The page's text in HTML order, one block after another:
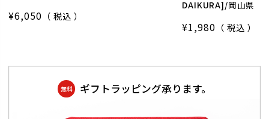
¥6,050 税込
DAIKURA]/岡山県
¥1,980 税込
無料 ギフトラッピング承ります。